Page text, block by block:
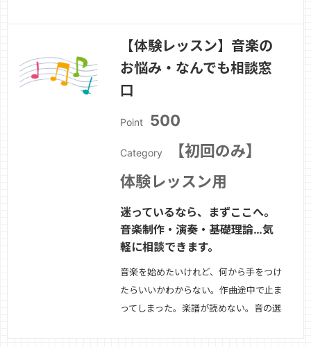
解・ト音記号・ヘ音記号の読み方・初見
練習のコツ向いている方・独学で挫折し
た方・新しい趣味として音楽を始めたい
【体験レッスン】音楽の
お悩み・なんでも相談窓
口
Point 500
Category
【初回のみ】
体験レッスン用
迷っているなら、まずここへ。
音楽制作・演奏・基礎理論…気
軽に相談できます。
音楽を始めたいけれど、何から手をつけ
たらいいかわからない。作曲途中で止ま
ってしまった。楽譜が読めない。音の選